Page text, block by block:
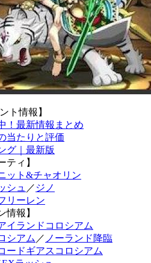
ト情報】
！最新情報まとめ
当たりと評価
グ｜最新版
ティ】
ット&チャオリン
シュ ／ ジノ
リーレン
情報】
イランドコロシアム
シアム ／ ノーランド降臨
ードギアスコロシアム